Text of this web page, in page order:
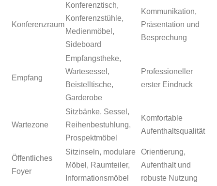
Konferenzraum
Konferenztisch,
Konferenzstühle,
Medienmöbel,
Sideboard
Kommunikation,
Präsentation und
Besprechung
Empfang
Empfangstheke,
Wartesessel,
Beistelltische,
Garderobe
Professioneller
erster Eindruck
Wartezone
Sitzbänke, Sessel,
Reihenbestuhlung,
Prospektmöbel
Komfortable
Aufenthaltsqualität
Öffentliches
Foyer
Sitzinseln, modulare
Möbel, Raumteiler,
Informationsmöbel
Orientierung,
Aufenthalt und
robuste Nutzung